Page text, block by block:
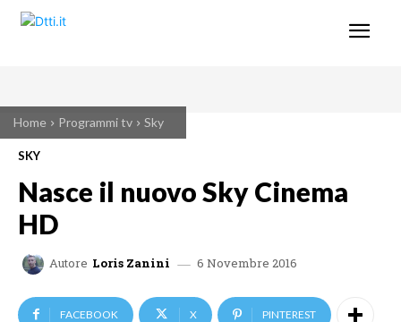
Home Programmi tv Sky
SKY
Nasce il nuovo Sky Cinema
HD
Autore Loris Zanini 6 Novembre 2016
FACEBOOK X PINTEREST